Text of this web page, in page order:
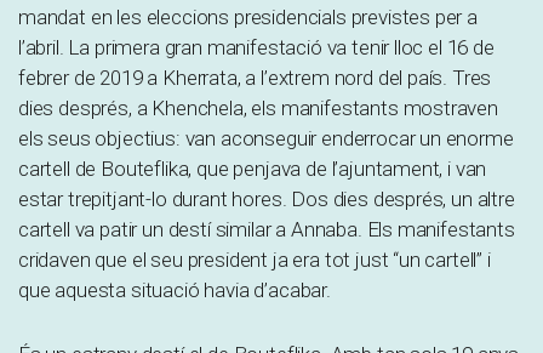
mandat en les eleccions presidencials previstes per a
l’abril. La primera gran manifestació va tenir lloc el 16 de
febrer de 2019 a Kherrata, a l’extrem nord del país. Tres
dies després, a Khenchela, els manifestants mostraven
els seus objectius: van aconseguir enderrocar un enorme
cartell de Bouteflika, que penjava de l’ajuntament, i van
estar trepitjant-lo durant hores. Dos dies després, un altre
cartell va patir un destí similar a Annaba. Els manifestants
cridaven que el seu president ja era tot just “un cartell” i
que aquesta situació havia d’acabar.